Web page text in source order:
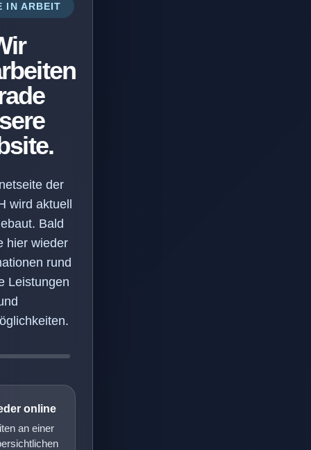
IN ARBEIT
der
wird aktuell
Bald
hier wieder
rund
Leistungen
online
an einer